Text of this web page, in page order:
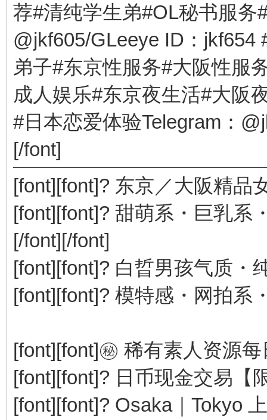
荐#清纯学生弟#OL秘书服务
@jkf605/GLeeye ID：jkf654
弟子#东京性服务#大阪性服
成人娱乐#东京夜生活#大阪
#日本恋爱体验Telegram：
[/font]
[font][font]? 东京／大阪精品
[font][font]? 甜萌系・巨乳系
[/font][/font]
[font][font]? 白晢男孩气质・
[font][font]? 模特感・网拍系
[font][font]㊙️ 稀有素人资源
[font][font]? 日币现金交易【
[font][font]? Osaka｜Tokyo